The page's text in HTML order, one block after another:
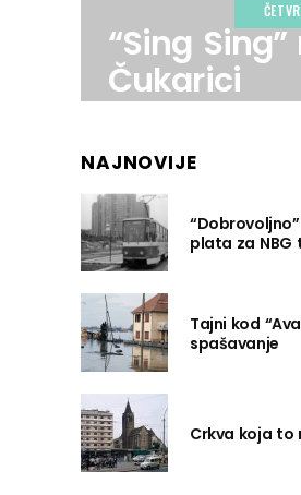
“Sing Sing”
Čukarici
NAJNOVIJE
plata za NBG
Tajni kod
spašavanje
Crkva koja to